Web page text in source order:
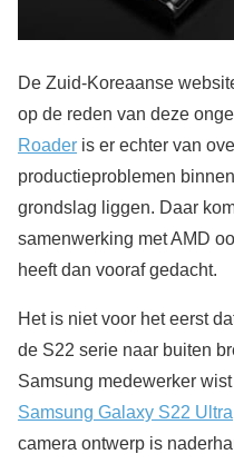
De Zuid-Koreaanse
op de reden van deze
Roader is er echter van
productieproblemen
grondslag liggen. Daar
samenwerking met AMD
heeft dan vooraf gedacht.
Het is niet voor het eerst
de S22 serie naar buiten
Samsung medewerker
Samsung Galaxy S22 Ultra
camera ontwerp is